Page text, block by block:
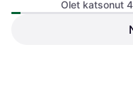
Hankook Ventus Prime 4
K135 205/60 R16 92H
Olet katsonut